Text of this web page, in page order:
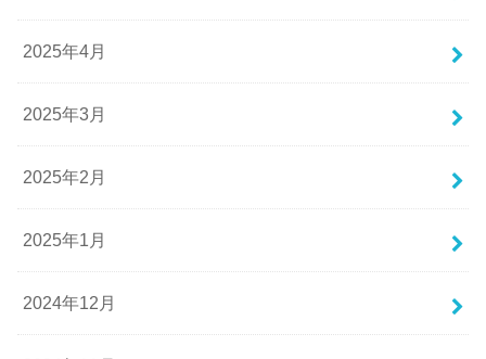
2025年4月
2025年3月
2025年2月
2025年1月
2024年12月